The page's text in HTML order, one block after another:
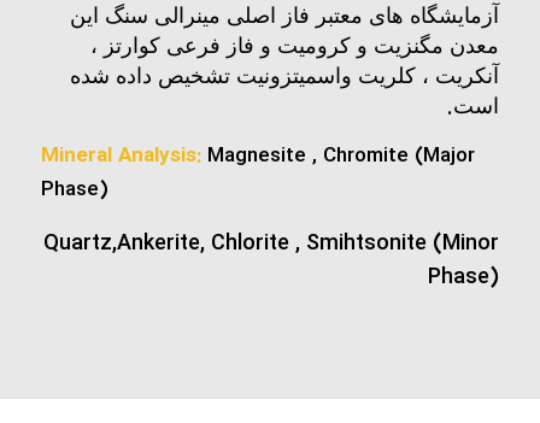
آزمایشگاه های معتبر فاز اصلی مینرالی سنگ این
معدن مگنزیت و کرومیت و فاز فرعی کوارتز ،
آنکریت ، کلریت واسمیتزونیت تشخیص داده شده
است.
Mineral Analysis:Magnesite , Chromite (Major
Phase)
Quartz,Ankerite, Chlorite , Smihtsonite (Minor
Phase)